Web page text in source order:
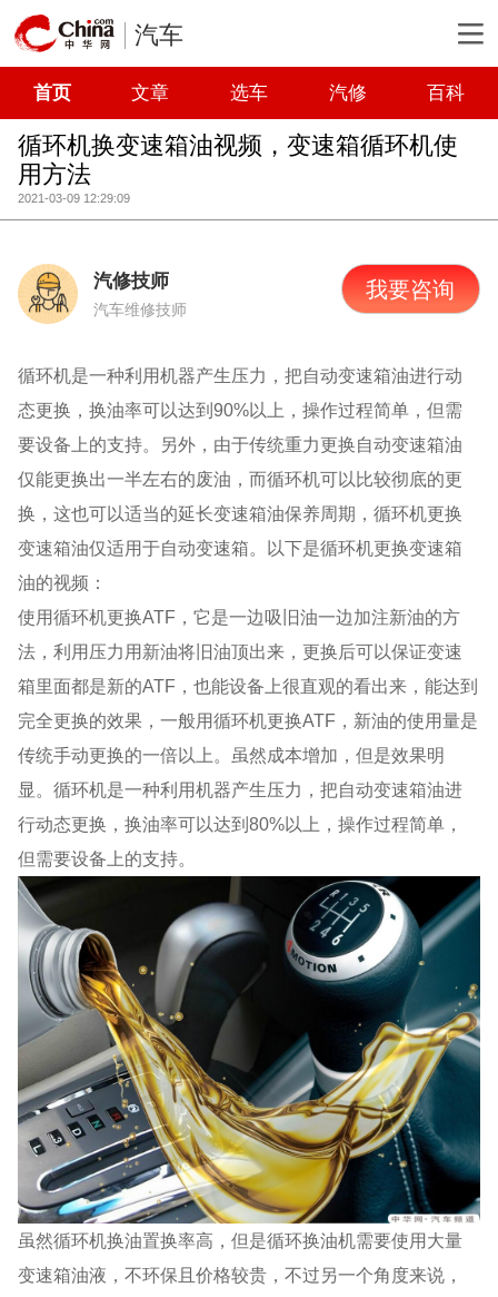
汽车
首页 文章 选车 汽修 百科
循环机换变速箱油视频，变速箱循环机使
用方法
2021-03-09 12:29:09
汽修技师
汽车维修技师
我要咨询
循环机是一种利用机器产生压力，把自动变速箱油进行动
态更换，换油率可以达到90%以上，操作过程简单，但需
要设备上的支持。另外，由于传统重力更换自动变速箱油
仅能更换出一半左右的废油，而循环机可以比较彻底的更
换，这也可以适当的延长变速箱油保养周期，循环机更换
变速箱油仅适用于自动变速箱。以下是循环机更换变速箱
油的视频：
使用循环机更换ATF，它是一边吸旧油一边加注新油的方
法，利用压力用新油将旧油顶出来，更换后可以保证变速
箱里面都是新的ATF，也能设备上很直观的看出来，能达到
完全更换的效果，一般用循环机更换ATF，新油的使用量是
传统手动更换的一倍以上。虽然成本增加，但是效果明
显。循环机是一种利用机器产生压力，把自动变速箱油进
行动态更换，换油率可以达到80%以上，操作过程简单，
但需要设备上的支持。
虽然循环机换油置换率高，但是循环换油机需要使用大量
变速箱油液，不环保且价格较贵，不过另一个角度来说，